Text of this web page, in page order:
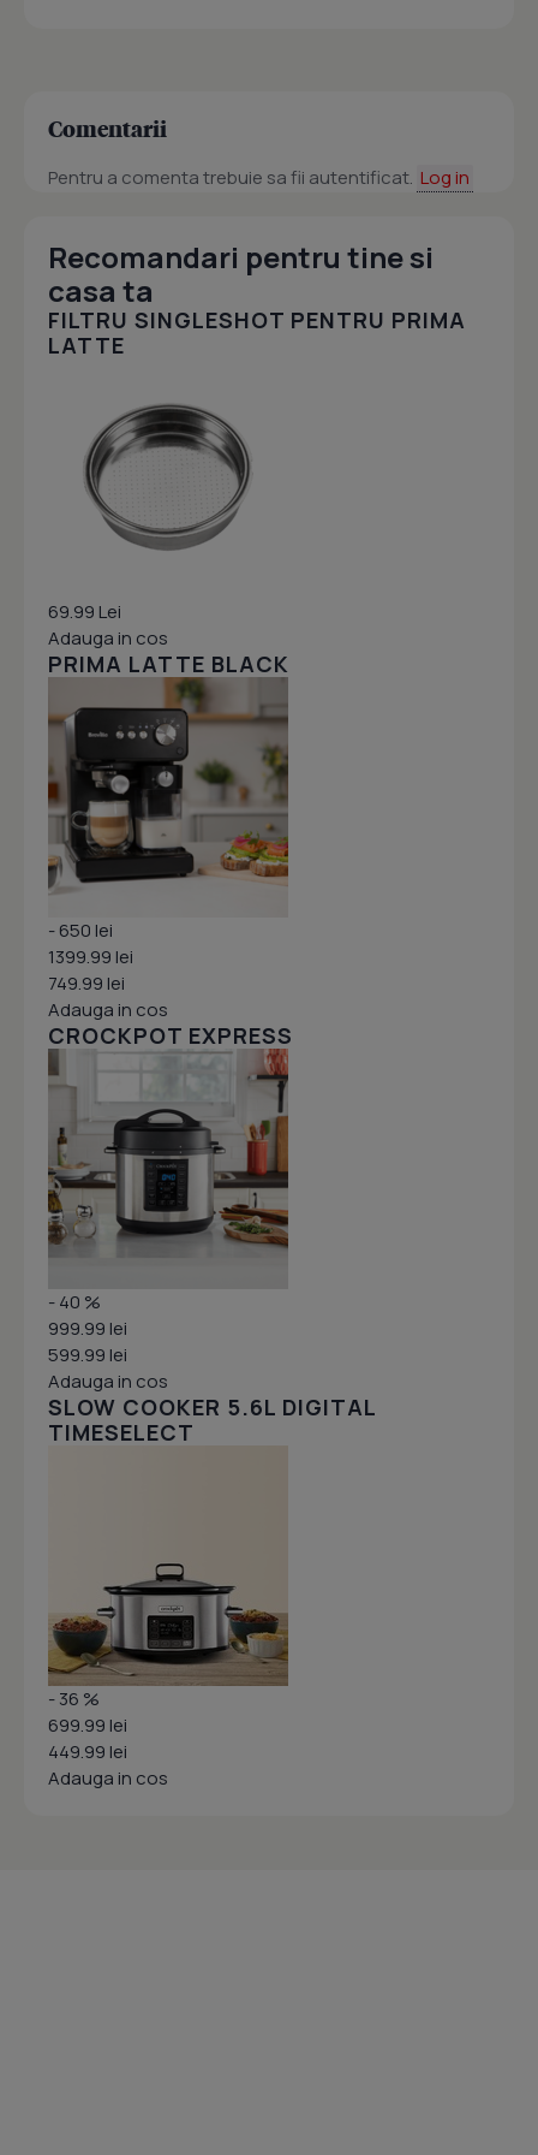
Comentarii
Pentru a comenta trebuie sa fii autentificat. Log in
Recomandari pentru tine si
casa ta
FILTRU SINGLESHOT PENTRU PRIMA
LATTE
69.99 Lei
Adauga in cos
PRIMA LATTE BLACK
- 650 lei
1399.99 lei
749.99 lei
Adauga in cos
CROCKPOT EXPRESS
- 40 %
999.99 lei
599.99 lei
Adauga in cos
SLOW COOKER 5.6L DIGITAL
TIMESELECT
- 36 %
699.99 lei
449.99 lei
Adauga in cos